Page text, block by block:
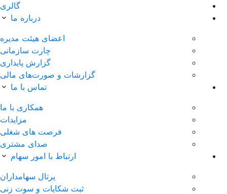
گالری
درباره ما
اعضای هیئت مدیره
چارت سازمانی
گزارش پایداری
گزارشات و صورت‌های مالی
تماس با ما
همکاری با ما
مزایدات
فرصت های شغلی
صدای مشتری
ارتباط با امور سهام
پرتال سهامداران
ثبت شکایات و سوت زنی